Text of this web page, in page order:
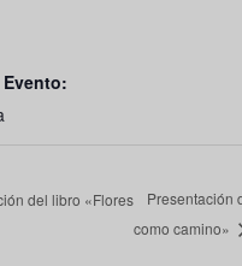
del libro «Flores
Presentación
como camino»